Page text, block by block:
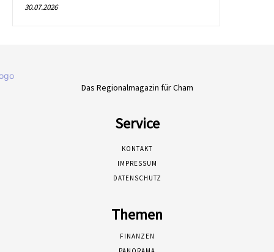
30.07.2026
Das Regionalmagazin für Cham
Service
KONTAKT
IMPRESSUM
DATENSCHUTZ
Themen
FINANZEN